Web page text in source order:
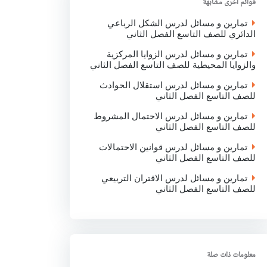
n
تمارين و مسائل لدرس الشكل الرباعي
الدائري للصف التاسع الفصل الثاني
تمارين و مسائل لدرس الزوايا المركزية
والزوايا المحيطية للصف التاسع الفصل الثاني
تمارين و مسائل لدرس استقلال الحوادث
للصف التاسع الفصل الثاني
تمارين و مسائل لدرس الاحتمال المشروط
للصف التاسع الفصل الثاني
تمارين و مسائل لدرس قوانين الاحتمالات
للصف التاسع الفصل الثاني
تمارين و مسائل لدرس الاقتران التربيعي
للصف التاسع الفصل الثاني
معلومات ذات صلة